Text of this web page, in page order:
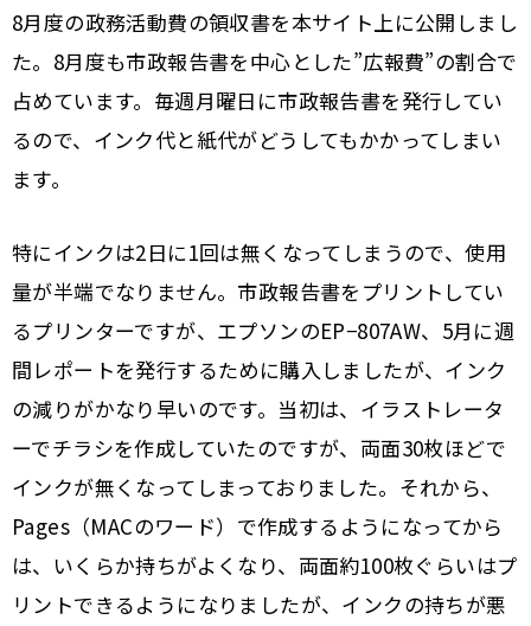
8月度の政務活動費の領収書を本サイト上に公開しまし
た。8月度も市政報告書を中心とした”広報費”の割合で
占めています。毎週月曜日に市政報告書を発行してい
るので、インク代と紙代がどうしてもかかってしまい
ます。
特にインクは2日に1回は無くなってしまうので、使用
量が半端でなりません。市政報告書をプリントしてい
るプリンターですが、エプソンのEP−807AW、5月に週
間レポートを発行するために購入しましたが、インク
の減りがかなり早いのです。当初は、イラストレータ
ーでチラシを作成していたのですが、両面30枚ほどで
インクが無くなってしまっておりました。それから、
Pages（MACのワード）で作成するようになってから
は、いくらか持ちがよくなり、両面約100枚ぐらいはプ
リントできるようになりましたが、インクの持ちが悪